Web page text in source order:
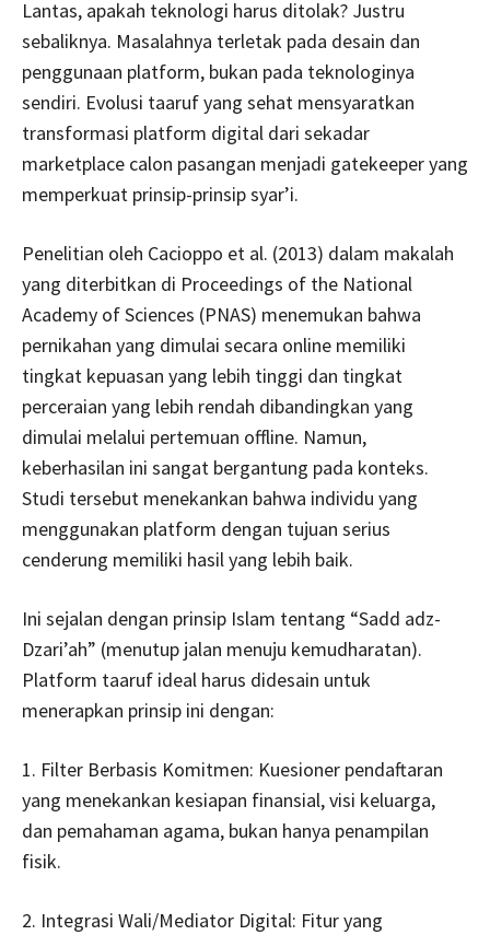
Lantas, apakah teknologi harus ditolak? Justru
sebaliknya. Masalahnya terletak pada desain dan
penggunaan platform, bukan pada teknologinya
sendiri. Evolusi taaruf yang sehat mensyaratkan
transformasi platform digital dari sekadar
marketplace calon pasangan menjadi gatekeeper yang
memperkuat prinsip-prinsip syar’i.
Penelitian oleh Cacioppo et al. (2013) dalam makalah
yang diterbitkan di Proceedings of the National
Academy of Sciences (PNAS) menemukan bahwa
pernikahan yang dimulai secara online memiliki
tingkat kepuasan yang lebih tinggi dan tingkat
perceraian yang lebih rendah dibandingkan yang
dimulai melalui pertemuan offline. Namun,
keberhasilan ini sangat bergantung pada konteks.
Studi tersebut menekankan bahwa individu yang
menggunakan platform dengan tujuan serius
cenderung memiliki hasil yang lebih baik.
Ini sejalan dengan prinsip Islam tentang “Sadd adz-
Dzari’ah” (menutup jalan menuju kemudharatan).
Platform taaruf ideal harus didesain untuk
menerapkan prinsip ini dengan:
1. Filter Berbasis Komitmen: Kuesioner pendaftaran
yang menekankan kesiapan finansial, visi keluarga,
dan pemahaman agama, bukan hanya penampilan
fisik.
2. Integrasi Wali/Mediator Digital: Fitur yang